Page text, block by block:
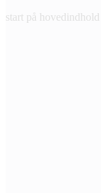
start på hovedindhold